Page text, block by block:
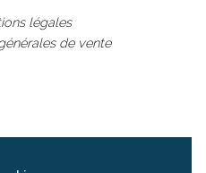
légales
de vente